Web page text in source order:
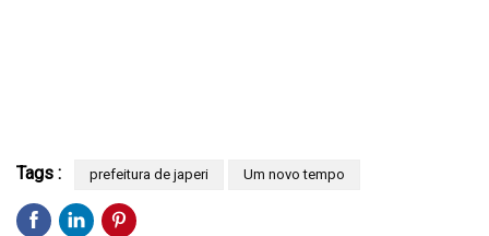
Tags : prefeitura de japeri Um novo tempo